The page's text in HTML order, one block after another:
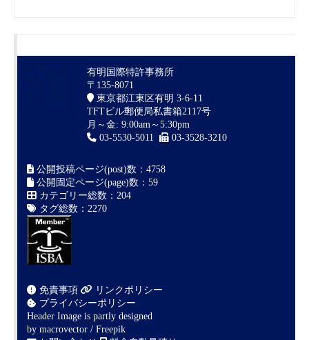
有明国際特許事務所
〒135-8071
東京都江東区有明 3-6-11
TFTビル郵便局私書箱2117号
月～金: 9:00am～5:30pm
03-5530-5011
03-3528-3210
公開投稿ページ(post)数：4758
公開固定ページ(page)数：59
カテゴリー総数：204
タグ総数：2270
免責事項
リンクポリシー
プライバシーポリシー
Header Image is partly designed
by macrovector / Freepik